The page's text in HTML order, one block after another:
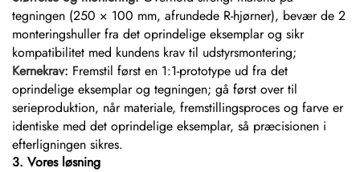
tegningen (250 × 100 mm, afrundede R-hjørner), bevær de 2
monteringshuller fra det oprindelige eksemplar og sikr
kompatibilitet med kundens krav til udstyrsmontering;
Kernekrav: Fremstil først en 1:1-prototype ud fra det
oprindelige eksemplar og tegningen; gå først over til
serieproduktion, når materiale, fremstillingsproces og farve er
identiske med det oprindelige eksemplar, så præcisionen i
efterligningen sikres.
3. Vores løsning